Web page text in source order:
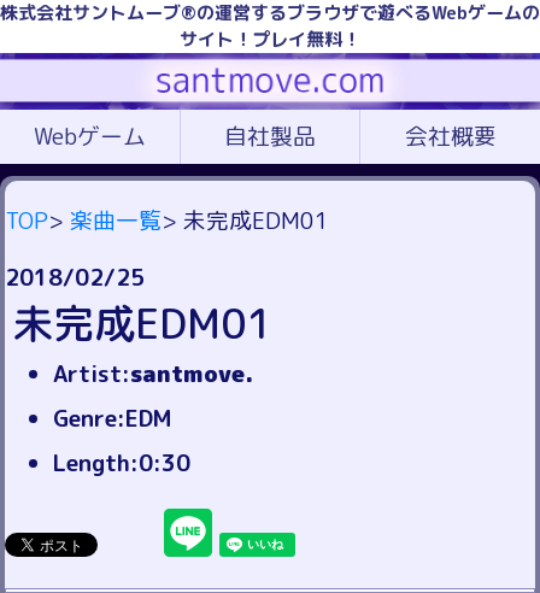
株式会社サントムーブ®の運営するブラウザで遊べるWebゲームの
サイト！プレイ無料！
Webゲーム 自社製品 会社概要
TOP>楽曲一覧> 未完成EDM01
2018/02/25
未完成EDM01
Artist:santmove.
Genre:EDM
Length:0:30